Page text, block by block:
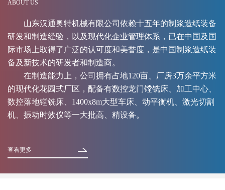
ABOUT US
山东汉通奥特机械有限公司依赖十五年的制浆造纸装备
研发和制造经验，以及现代化企业管理体系，已在中国及国
际市场上取得了广泛的认可度和美誉度，是中国制浆造纸装
备及新技术的研发者和制造商。
在制造能力上，公司拥有占地120亩、厂房3万余平方米
的现代化花园式厂区，配备有数控龙门镗铣床、加工中心、
数控落地镗铣床、1400x8m大型车床、动平衡机、激光切割
机、振动时效仪等一大批高、精设备。
查看更多